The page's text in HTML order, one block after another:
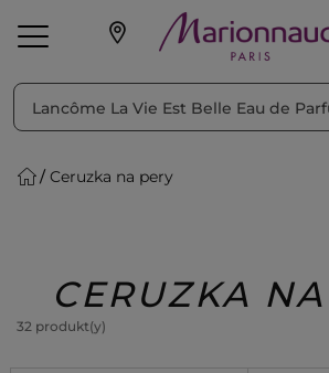
pleť Líčenie
Beauty
Ceruzka na pery
CERUZKA
32 produkt(y)
Triediť podľa